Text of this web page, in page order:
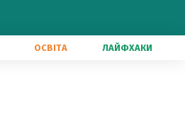
ОСВІТА ЛАЙФХАКИ